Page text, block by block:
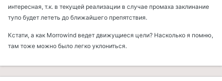
интересная, т.к. в текущей реализации в случае промаха заклинание
тупо будет лететь до ближайшего препятствия.
Кстати, а как Morrowind ведет движущиеся цели? Насколько я помню,
там тоже можно было легко уклониться.